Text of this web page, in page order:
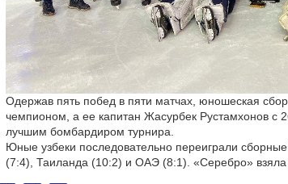
Одержав пять побед в пяти матчах, юношеская
чемпионом, а ее капитан Жасурбек Рустамхонов с
лучшим бомбардиром турнира.
Юные узбеки последовательно переиграли
(7:4), Таиланда (10:2) и ОАЭ (8:1). «Серебро»